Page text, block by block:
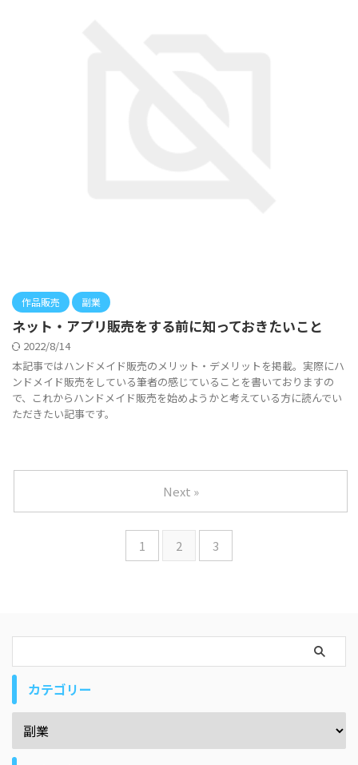
作品販売 副業
ネット・アプリ販売をする前に知っておきたいこと
2022/8/14
本記事ではハンドメイド販売のメリット・デメリットを掲載。実際にハ
ンドメイド販売をしている筆者の感じていることを書いておりますの
で、これからハンドメイド販売を始めようかと考えている方に読んでい
ただきたい記事です。
1 2 3
Next »
カテゴリー